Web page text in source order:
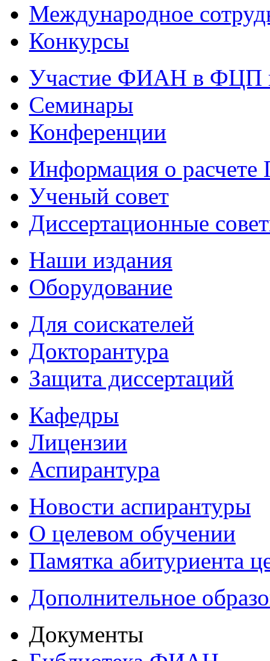
Международное
Конкурсы
Участие ФИАН в ФЦП
Семинары
Конференции
Информация о
Ученый совет
Диссертационные
Наши издания
Оборудование
Для соискателей
Докторантура
Защита диссертаций
Кафедры
Лицензии
Аспирантура
Новости аспирантуры
О целевом обучении
Памятка абитуриента
Дополнительное
Документы